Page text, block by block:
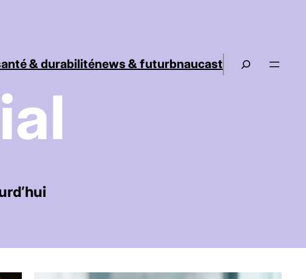
& durabiliténews & futurbnaucast